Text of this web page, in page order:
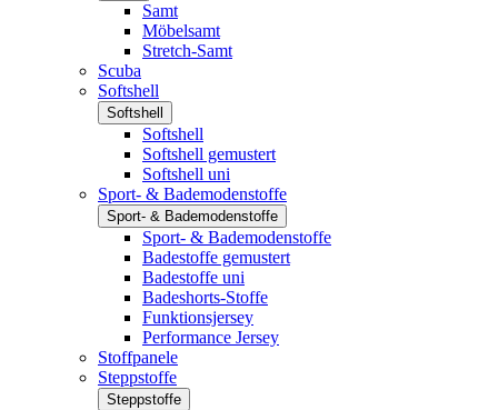
Samt
Möbelsamt
Stretch-Samt
Scuba
Softshell
Softshell
Softshell
Softshell gemustert
Softshell uni
Sport- & Bademodenstoffe
Sport- & Bademodenstoffe
Sport- & Bademodenstoffe
Badestoffe gemustert
Badestoffe uni
Badeshorts-Stoffe
Funktionsjersey
Performance Jersey
Stoffpanele
Steppstoffe
Steppstoffe